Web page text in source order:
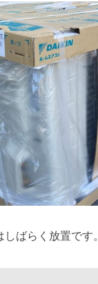
ばらく放置です。